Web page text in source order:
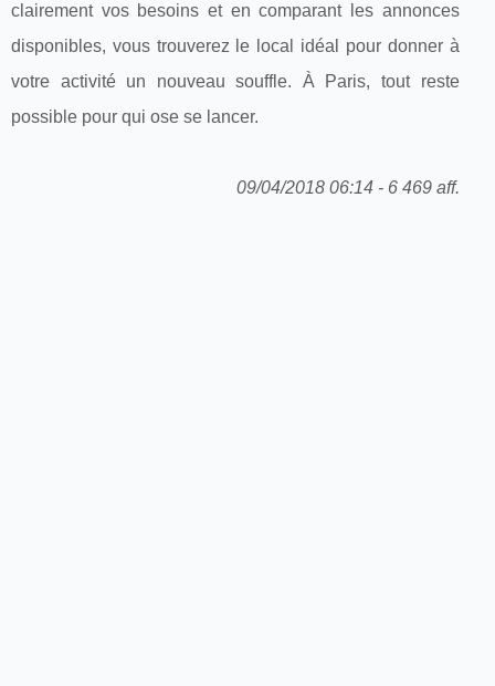
clairement vos besoins et en comparant les annonces
disponibles, vous trouverez le local idéal pour donner à
votre activité un nouveau souffle. À Paris, tout reste
possible pour qui ose se lancer.
09/04/2018 06:14 - 6 469 aff.